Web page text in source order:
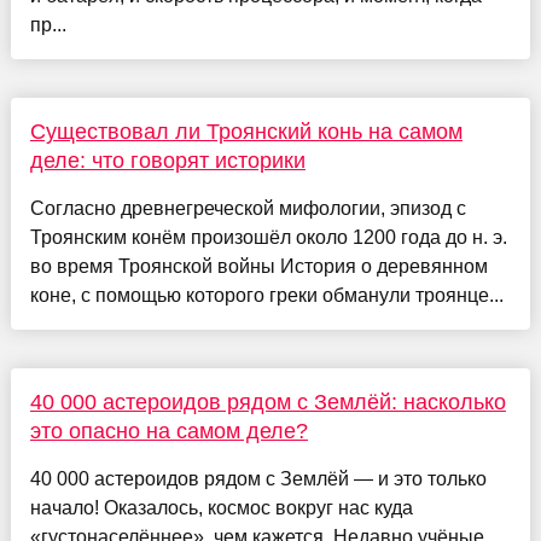
пр...
Существовал ли Троянский конь на самом
деле: что говорят историки
Согласно древнегреческой мифологии, эпизод с
Троянским конём произошёл около 1200 года до н. э.
во время Троянской войны История о деревянном
коне, с помощью которого греки обманули троянце...
40 000 астероидов рядом с Землёй: насколько
это опасно на самом деле?
40 000 астероидов рядом с Землёй — и это только
начало! Оказалось, космос вокруг нас куда
«густонаселённее», чем кажется. Недавно учёные